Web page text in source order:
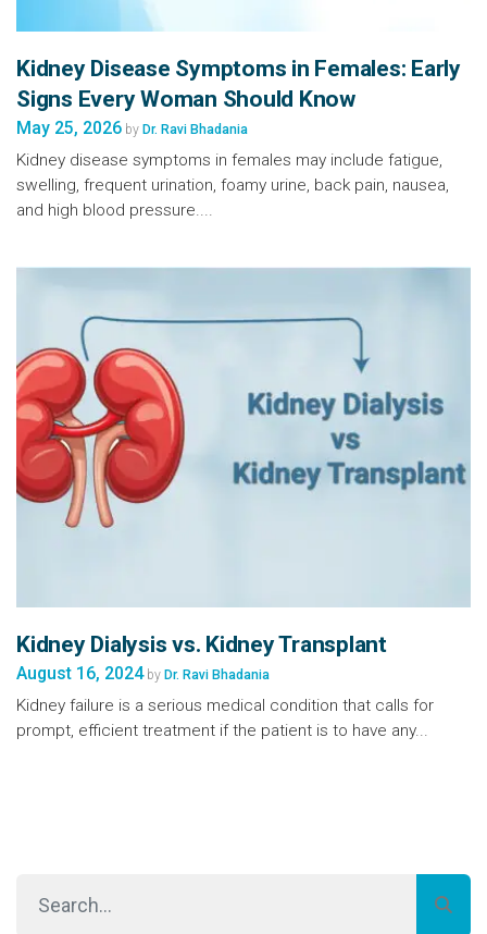
Kidney Disease Symptoms in Females: Early
Signs Every Woman Should Know
May 25, 2026 by Dr. Ravi Bhadania
Kidney disease symptoms in females may include fatigue,
swelling, frequent urination, foamy urine, back pain, nausea,
and high blood pressure....
Kidney Dialysis vs. Kidney Transplant
August 16, 2024by Dr. Ravi Bhadania
Kidney failure is a serious medical condition that calls for
prompt, efficient treatment if the patient is to have any...